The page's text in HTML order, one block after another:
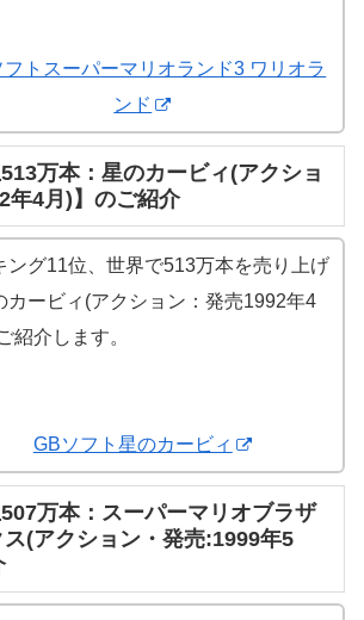
フトスーパーマリオランド3 ワリオラ
ンド
513万本：星のカービィ(アクショ
年4月)】のご紹介
ング11位、世界で513万本を売り上げ
カービィ(アクション：発売1992年4
紹介します。
GBソフト星のカービィ
507万本：スーパーマリオブラザ
(アクション・発売:1999年5